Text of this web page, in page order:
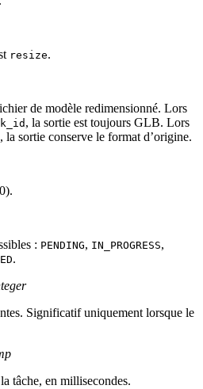
resize.
de modèle redimensionné. Lors
, la sortie est toujours GLB. Lors
, la sortie conserve le format d’origine.
: PENDING, IN_PROGRESS,
.
Significatif uniquement lorsque le
tâche, en millisecondes.